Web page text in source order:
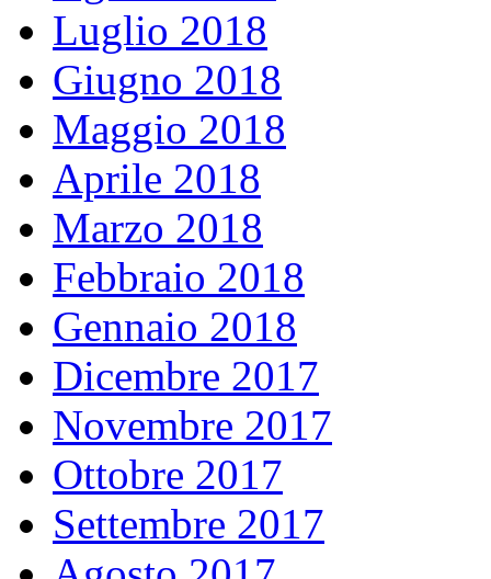
Luglio 2018
Giugno 2018
Maggio 2018
Aprile 2018
Marzo 2018
Febbraio 2018
Gennaio 2018
Dicembre 2017
Novembre 2017
Ottobre 2017
Settembre 2017